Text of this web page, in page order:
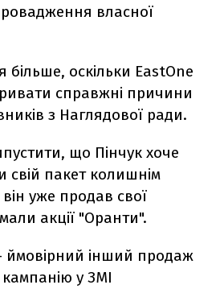
власної
більше, оскільки EastOne
справжні причини
з Наглядової ради.
що Пінчук хоче
свій пакет колишнім
уже продав свої
акції "Оранти".
ймовірний інший продаж
у ЗМІ